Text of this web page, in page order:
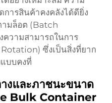
ารสินค้าคงคลังได้ดียิ่ง
มล็อต (Batch
วามสามารถในการ
ซึ่งเป็นสิ่งที่ยาก
บบคงที่
งและภาชนะขนาด
Bulk Container